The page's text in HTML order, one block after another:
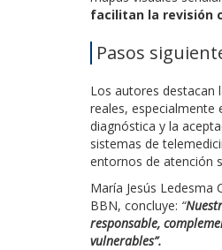
facilitan la revisión
Pasos
Los autores destacan
reales,
diagnóstica y la
sistemas de
entornos de atención
María Jesús Ledesma
BBN, concluye: “
responsable,
vulnerables”.